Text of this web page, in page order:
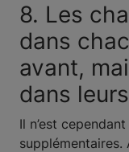
8. Les
dans
avant,
dans
Il n’est
supplémentaires.